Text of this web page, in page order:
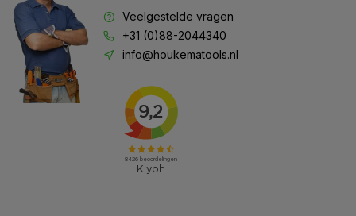
Veelgestelde vragen
+31 (0)88-2044340
info@houkematools.nl